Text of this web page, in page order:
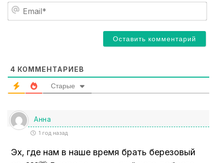
яE
4 КОММЕНТАРИЕВ
Старые
Анна
1 год назад
Эх, где нам в наше время брать березовый